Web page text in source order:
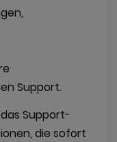
Support.
Support-
die sofort